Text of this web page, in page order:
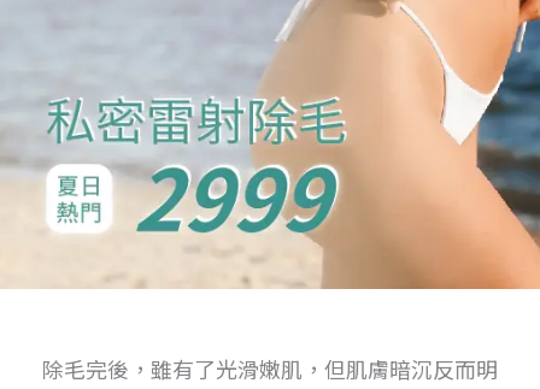
除毛完後，雖有了光滑嫩肌，但肌膚暗沉反而明